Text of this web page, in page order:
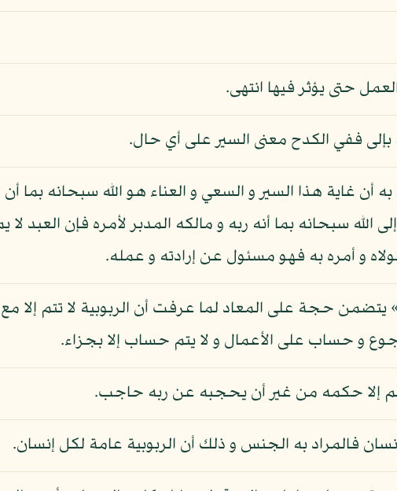
حتى يؤثر فيها انتهى.
ففي الكدح معنى السير على أي حال.
غاية هذا السير و السعي و العناء هو الله سبحانه بما أن
سبحانه بما أنه ربه و مالكه المدبر لأمره فإن العبد لا
و أمره به فهو مسئول عن إرادته و عمله.
حجة على المعاد لما عرفت أن الربوبية لا تتم إلا مع
و حساب على الأعمال و لا يتم حساب إلا بجزاء.
حكم إلا حكمه من غير أن يحجبه عن ربه حاجب.
فالمراد به الجنس و ذلك أن الربوبية عامة لكل إنسان.